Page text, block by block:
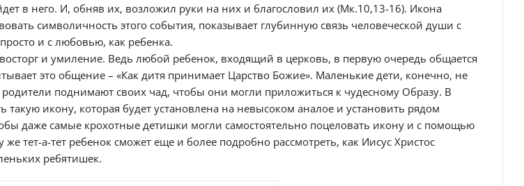
в него. И, обняв их, возложил руки на них и благословил их (Мк.10,13-16). Икона
символичность этого события, показывает глубинную связь человеческой души с
и с любовью, как ребенка.
восторг и умиление. Ведь любой ребенок, входящий в церковь, в первую очередь общается
это общение – «Как дитя принимает Царство Божие». Маленькие дети, конечно, не
родители поднимают своих чад, чтобы они могли приложиться к чудесному Образу. В
такую икону, которая будет установлена на невысоком аналое и установить рядом
даже самые крохотные детишки могли самостоятельно поцеловать икону и с помощью
же тет-а-тет ребенок сможет еще и более подробно рассмотреть, как Иисус Христос
ребятишек.